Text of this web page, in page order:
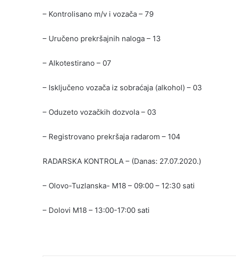
– Kontrolisano m/v i vozača – 79
– Uručeno prekršajnih naloga – 13
– Alkotestirano – 07
– Isključeno vozača iz sobraćaja (alkohol) – 03
– Oduzeto vozačkih dozvola – 03
– Registrovano prekršaja radarom – 104
RADARSKA KONTROLA – (Danas: 27.07.2020.)
– Olovo-Tuzlanska- M18 – 09:00 – 12:30 sati
– Dolovi M18 – 13:00-17:00 sati